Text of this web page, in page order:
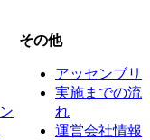
その他
アッセンブリ
実施までの流
れ
運営会社情報